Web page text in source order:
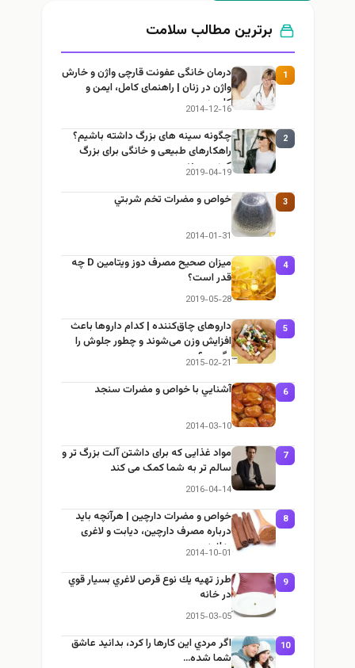
برترین مطالب سلامت
1
درمان خانگی عفونت قارچی واژن و خارش
واژن در زنان | راهنمای کامل، ایمن و
کاربردی
2014-12-16
2
چگونه سینه های بزرگ داشته باشیم؟
راهکارهای طبیعی و خانگی برای بزرگ
کردن سینه
2019-04-19
3 خواص و مضرات تخم شربتي
2014-01-31
4
میزان صحیح مصرف دوز ویتامین D چه
قدر است؟
2019-05-28
5
داروهای چاق‌کننده | کدام داروها باعث
افزایش وزن می‌شوند و چطور جلوش را
بگیریم؟
2015-02-21
6 آشنايي با خواص و مضرات سنجد
2014-03-10
7
مواد غذایی که برای داشتن آلت بزرگ تر و
سالم تر به شما کمک می کند
2016-04-14
8
خواص و مضرات دارچین | هرآنچه باید
درباره مصرف دارچین، دیابت و لاغری
بدانید
2014-10-01
9
طرز تهيه يك نوع قرص لاغري بسيار قوي
در خانه
2015-03-05
10
اگر مردي اين كارها را كرد، بدانيد عاشق
شما شده…